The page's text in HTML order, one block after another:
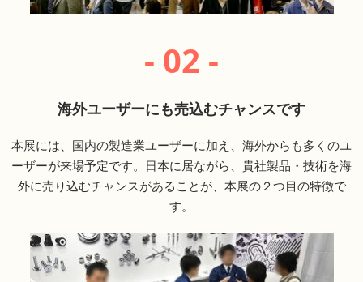
- 02 -
海外ユーザーにも売込むチャンスです
本展には、国内の製造業ユーザーに加え、海外からも多くのユ
ーザーが来場予定です。日本に居ながら、貴社製品・技術を海
外に売り込むチャンスがあることが、本展の２つ目の特徴で
す。